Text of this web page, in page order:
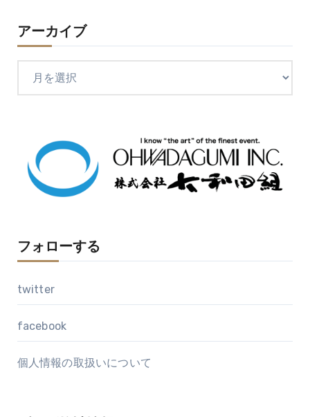
アーカイブ
フォローする
twitter
facebook
個人情報の取扱いについて